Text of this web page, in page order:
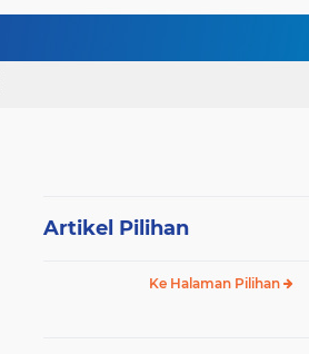
Artikel Pilihan
Ke Halaman Pilihan